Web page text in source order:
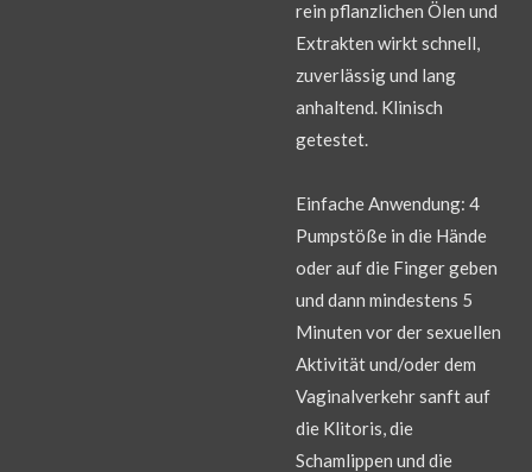
rein pflanzlichen Ölen und
Extrakten wirkt schnell,
zuverlässig und lang
anhaltend. Klinisch
getestet.
Einfache Anwendung: 4
Pumpstöße in die Hände
oder auf die Finger geben
und dann mindestens 5
Minuten vor der sexuellen
Aktivität und/oder dem
Vaginalverkehr sanft auf
die Klitoris, die
Schamlippen und die